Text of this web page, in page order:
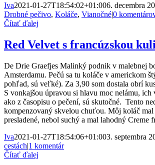
Iva2021-01-27T18:54:02+01:006. decembra
Drobné pečivo, Koláče, Vianočné|0
Čítať ďalej
Red Velvet s francúzskou
De Drie Graefjes Malinký podnik v malebnej
Amsterdamu. Pečú sa tu koláče v americkom
pohľad, sú veľké). Za 3,90 som dostala obrí
S vonkajšou úpravou si hlavu moc nelámu,
ako z časopisu o pečení, sú skutočné. Tento
kompenzovaný skvelou chuťou. Môj koláč mal
presladené, nebol suchý a mal lahodný Creme
Iva2021-01-27T18:54:06+01:003. septembra
cestách|1 komentár
Čítať ďalej